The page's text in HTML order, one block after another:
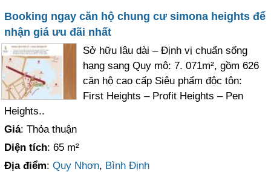
Booking ngay căn hộ chung cư simona heights để
nhận giá ưu đãi nhất
Sở hữu lâu dài – Định vị chuẩn sống
hạng sang Quy mô: 7. 071m², gồm 626
căn hộ cao cấp Siêu phẩm độc tôn:
First Heights – Profit Heights – Pen
Heights..
Giá: Thỏa thuận
Diện tích: 65 m²
Địa điểm:Quy Nhơn, Bình Định